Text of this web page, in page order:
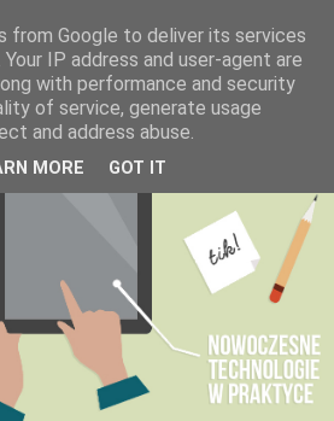
from Google to deliver its services
IP address and user-agent are
with performance and security
of service, generate usage
and address abuse.
MORE GOT IT